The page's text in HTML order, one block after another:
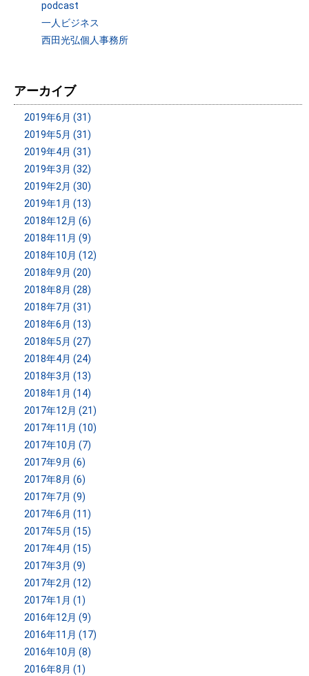
podcast
一人ビジネス
西田光弘個人事務所
アーカイブ
2019年6月 (31)
2019年5月 (31)
2019年4月 (31)
2019年3月 (32)
2019年2月 (30)
2019年1月 (13)
2018年12月 (6)
2018年11月 (9)
2018年10月 (12)
2018年9月 (20)
2018年8月 (28)
2018年7月 (31)
2018年6月 (13)
2018年5月 (27)
2018年4月 (24)
2018年3月 (13)
2018年1月 (14)
2017年12月 (21)
2017年11月 (10)
2017年10月 (7)
2017年9月 (6)
2017年8月 (6)
2017年7月 (9)
2017年6月 (11)
2017年5月 (15)
2017年4月 (15)
2017年3月 (9)
2017年2月 (12)
2017年1月 (1)
2016年12月 (9)
2016年11月 (17)
2016年10月 (8)
2016年8月 (1)